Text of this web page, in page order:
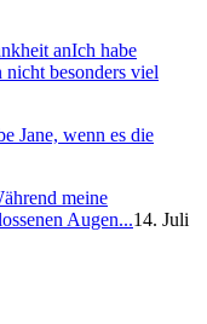
anIch habe
besonders viel
Jane, wenn es die
meine
Augen...14. Juli